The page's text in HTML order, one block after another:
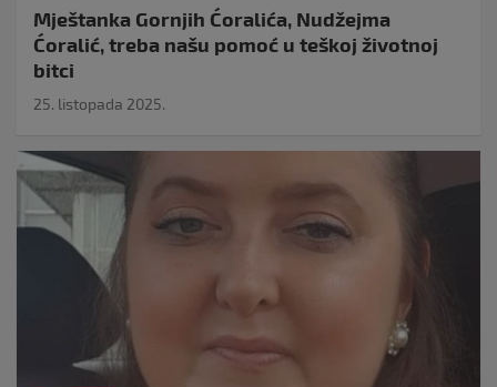
Mještanka Gornjih Ćoralića, Nudžejma
Ćoralić, treba našu pomoć u teškoj životnoj
bitci
25. listopada 2025.